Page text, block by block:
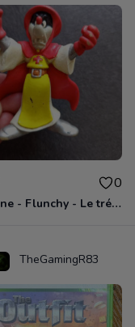
0
Figurine - Flunchy - Le trésor des templiers
TheGamingR83